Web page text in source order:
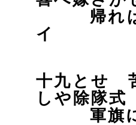
帰れば
イ
十九とせ
しや除隊式
軍旗に